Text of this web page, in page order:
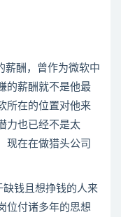
薪酬，曾作为微软中
的薪酬就不是他最
所在的位置对他来
力也已经不是太
现在在做猎头公司
缺钱且想挣钱的人来
位付诸多年的思想